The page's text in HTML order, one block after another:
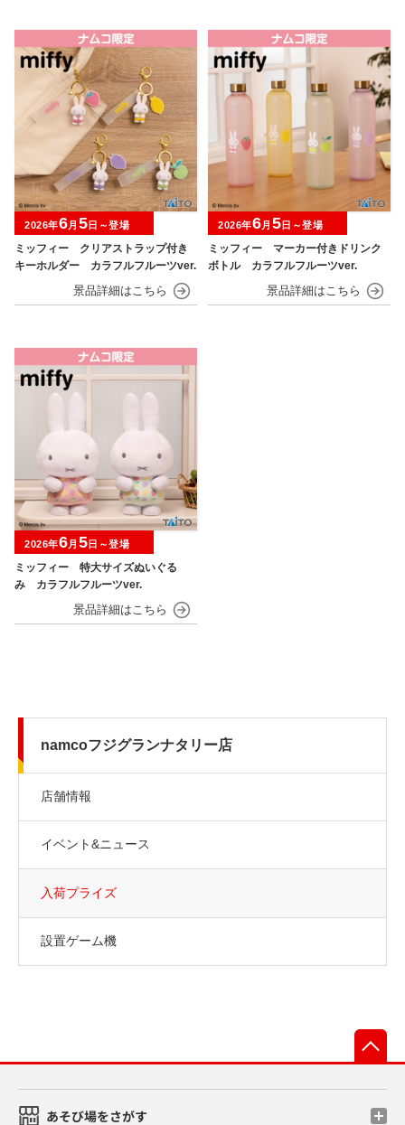
ミッフィー クリアストラップ付き
キーホルダー カラフルフルーツver.
2026年6月 5 日～登場
ミッフィー マーカー付きドリンク
ボトル カラフルフルーツver.
2026年6月 5 日～登場
ミッフィー 特大サイズぬいぐる
み カラフルフルーツver.
2026年6月 5日～登場
namcoフジグランナタリー店
店舗情報
イベント&ニュース
入荷プライズ
設置ゲーム機
あそび場をさがす